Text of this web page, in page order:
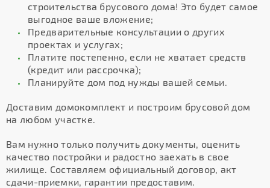
строительства брусового дома! Это будет самое
выгодное ваше вложение;
Предварительные консультации о других
проектах и услугах;
Платите постепенно, если не хватает средств
(кредит или рассрочка);
Планируйте дом под нужды вашей семьи.
Доставим домокомплект и построим брусовой дом
на любом участке.
Вам нужно только получить документы, оценить
качество постройки и радостно заехать в свое
жилище. Составляем официальный договор, акт
сдачи-приемки, гарантии предоставим.